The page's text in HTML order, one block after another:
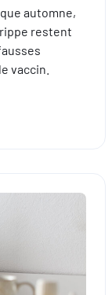
automne,
restent
vaccin.